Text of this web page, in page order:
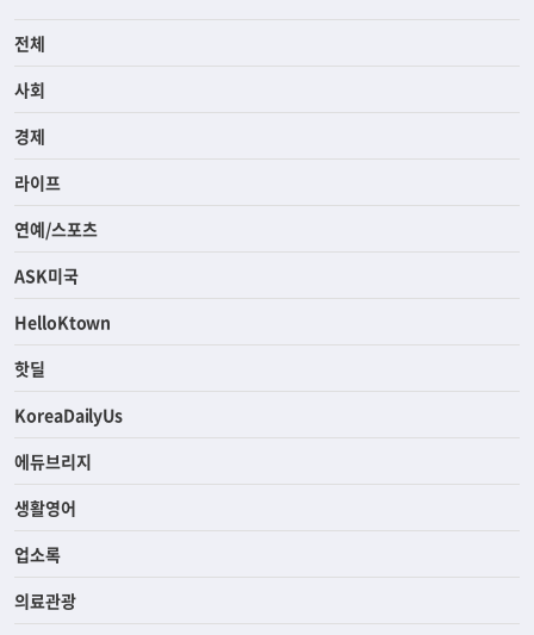
전체
사회
경제
라이프
연예/스포츠
ASK미국
HelloKtown
핫딜
KoreaDailyUs
에듀브리지
생활영어
업소록
의료관광